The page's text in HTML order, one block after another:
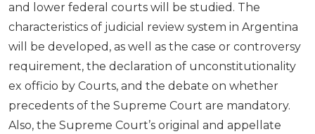
and lower federal courts will be studied. The
characteristics of judicial review system in Argentina
will be developed, as well as the case or controversy
requirement, the declaration of unconstitutionality
ex officio by Courts, and the debate on whether
precedents of the Supreme Court are mandatory.
Also, the Supreme Court’s original and appellate